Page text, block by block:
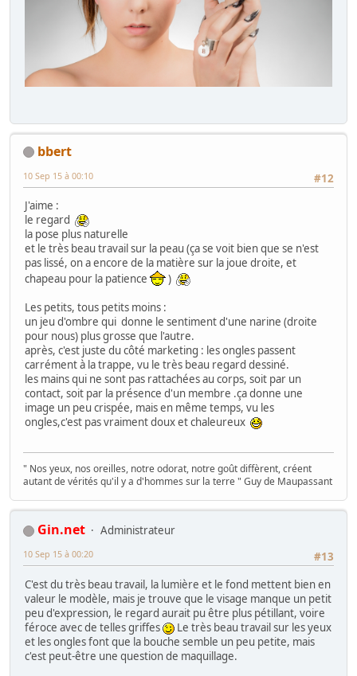
bbert
#12
10 Sep 15 à 00:10
J'aime :
le regard
la pose plus naturelle
et le très beau travail sur la peau (ça se voit bien que se n'est
pas lissé, on a encore de la matière sur la joue droite, et
chapeau pour la patience
)
Les petits, tous petits moins :
un jeu d'ombre qui donne le sentiment d'une narine (droite
pour nous) plus grosse que l'autre.
après, c'est juste du côté marketing : les ongles passent
carrément à la trappe, vu le très beau regard dessiné.
les mains qui ne sont pas rattachées au corps, soit par un
contact, soit par la présence d'un membre .ça donne une
image un peu crispée, mais en même temps, vu les
ongles,c'est pas vraiment doux et chaleureux
" Nos yeux, nos oreilles, notre odorat, notre goût diffèrent, créent
autant de vérités qu'il y a d'hommes sur la terre " Guy de Maupassant
Gin.net
Administrateur
#13
10 Sep 15 à 00:20
C'est du très beau travail, la lumière et le fond mettent bien en
valeur le modèle, mais je trouve que le visage manque un petit
peu d'expression, le regard aurait pu être plus pétillant, voire
féroce avec de telles griffes
Le très beau travail sur les yeux
et les ongles font que la bouche semble un peu petite, mais
c'est peut-être une question de maquillage.